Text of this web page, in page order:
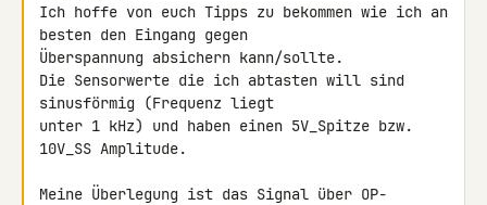
Ich hoffe von euch Tipps zu bekommen wie ich an
besten den Eingang gegen
Überspannung absichern kann/sollte.
Die Sensorwerte die ich abtasten will sind
sinusförmig (Frequenz liegt
unter 1 kHz) und haben einen 5V_Spitze bzw.
10V_SS Amplitude.
Meine Überlegung ist das Signal über OP-